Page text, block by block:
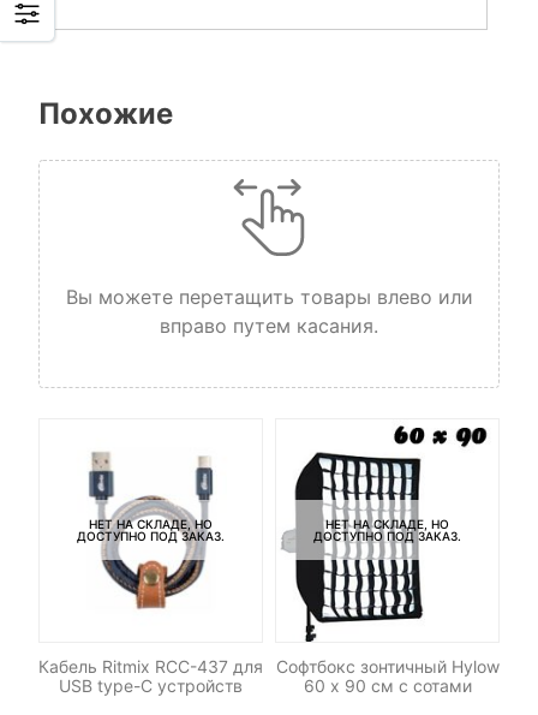
Похожие
Вы можете перетащить товары влево или
вправо путем касания.
НЕТ НА СКЛАДЕ, НО
ДОСТУПНО ПОД ЗАКАЗ.
Кабель Ritmix RCC-437 для
USB type-C устройств
НЕТ НА СКЛАДЕ, НО
ДОСТУПНО ПОД ЗАКАЗ.
Софтбокс зонтичный Hylow
60 х 90 см с сотами